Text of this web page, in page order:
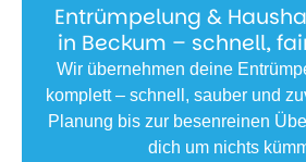
Entrümpelung &
in Beckum – schnell,
Wir übernehmen deine
komplett – schnell, sauber und
Planung bis zur besenreinen
dich um nichts